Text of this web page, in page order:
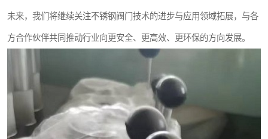
未来，我们将继续关注不锈钢阀门技术的进步与应用领域拓展，与各
方合作伙伴共同推动行业向更安全、更高效、更环保的方向发展。